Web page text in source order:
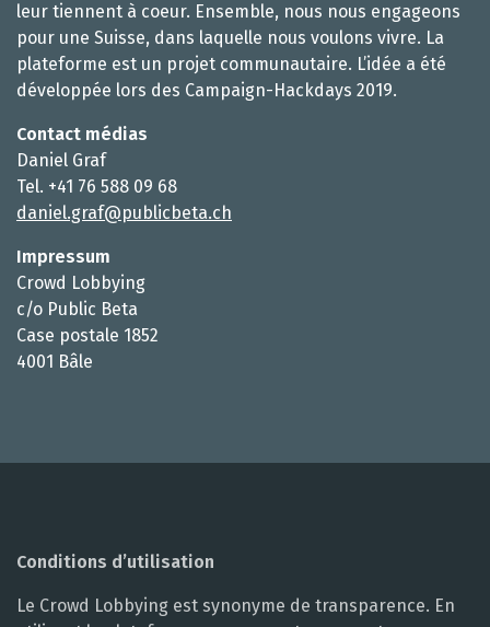
leur tiennent à coeur. Ensemble, nous nous engageons
pour une Suisse, dans laquelle nous voulons vivre. La
plateforme est un projet communautaire. L’idée a été
développée lors des Campaign-Hackdays 2019.
Contact médias
Daniel Graf
Tel. +41 76 588 09 68
daniel.graf@publicbeta.ch
Impressum
Crowd Lobbying
c/o Public Beta
Case postale 1852
4001 Bâle
Conditions d’utilisation
Le Crowd Lobbying est synonyme de transparence. En